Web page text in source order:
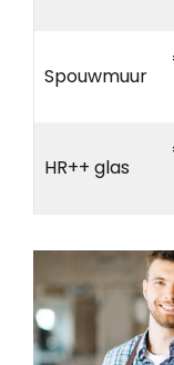
Spouwmuur
HR++ glas